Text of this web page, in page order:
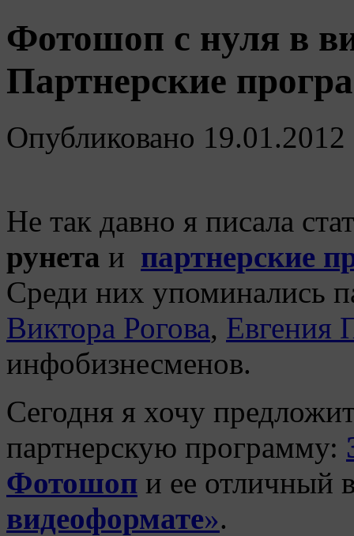
Фотошоп с нуля в
Партнерские
Опубликовано 19.01.2012
Не так давно я писала
рунета и партнерские
Среди них упоминались
Виктора Рогова, Евгения
инфобизнесменов.
Сегодня я хочу
партнерскую программу:
Фотошоп и ее отличный
видеоформате».